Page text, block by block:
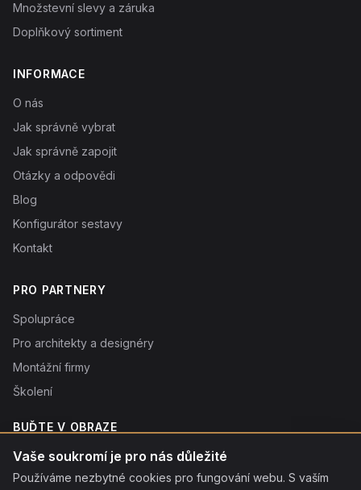
Množstevní slevy a záruka
Doplňkový sortiment
INFORMACE
O nás
Jak správně vybrat
Jak správně zapojit
Otázky a odpovědi
Blog
Konfigurátor sestavy
Kontakt
PRO PARTNERY
Spolupráce
Pro architekty a designéry
Montážní firmy
Školení
BUĎTE V OBRAZE
Novinky o produktech, tipy a slevy. Typicky 1× týdně.
Odebírat
Vaše soukromí je pro nás důležité
Používáme nezbytné cookies pro fungování webu. S vaším